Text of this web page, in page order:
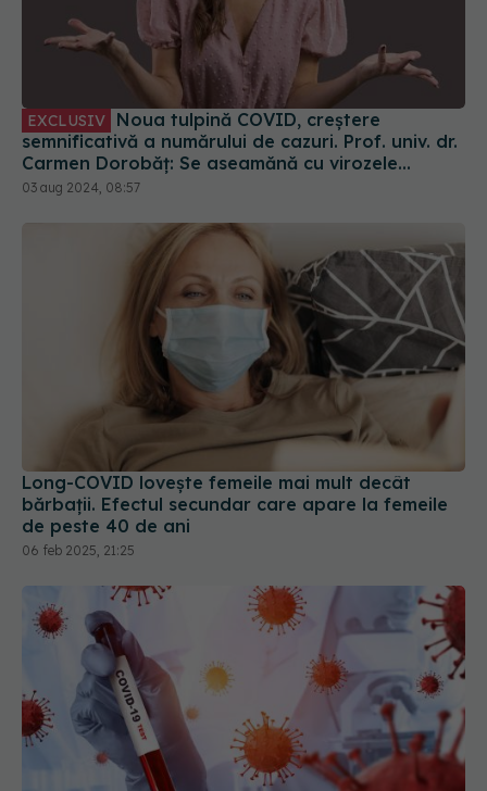
EXCLUSIV
semnificativă a numărului de cazuri. Prof. univ. dr.
Carmen Dorobăț: Se aseamănă cu virozele
respiratorii. Nu necesită tratament simptomatic
03 aug 2024, 08:57
Long-COVID lovește femeile mai mult decât
bărbații. Efectul secundar care apare la femeile
de peste 40 de ani
06 feb 2025, 21:25